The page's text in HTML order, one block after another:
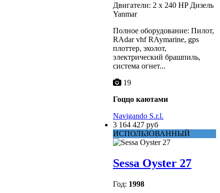
Двигатели: 2 x 240 HP Дизель
Yanmar
Полное оборудование: Пилот,
RAdar vhf RAymarine, gps
плоттер, эхолот,
электрический брашпиль,
система огнет...
19
Гоццо каютами
Navigando S.r.l.
3 164 427 руб
ИСПОЛЬЗОВАННЫЙ
Sessa Oyster 27
Год: 1998